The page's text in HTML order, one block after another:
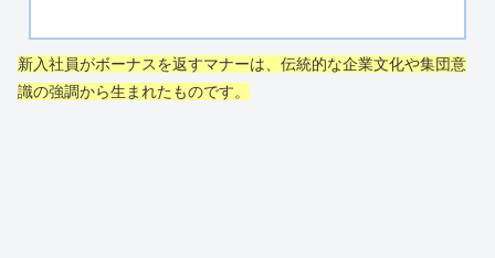
新入社員がボーナスを返すマナーは、伝統的な企業文化や集団意
識の強調から生まれたものです。